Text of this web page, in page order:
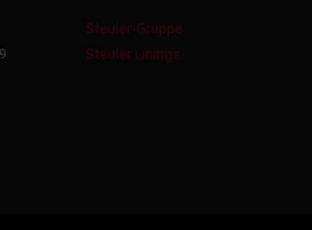
Steuler-Gruppe
Steuler Linings